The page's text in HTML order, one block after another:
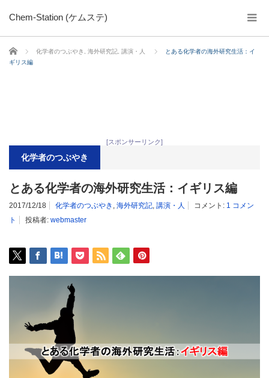
Chem-Station (ケムステ)
ホーム 化学者のつぶやき 海外研究記 講演・人
とある化学者の海外研究生活：イ
ギリス編
[スポンサーリンク]
化学者のつぶやき
とある化学者の海外研究生活：イギリス編
2017/12/18 化学者のつぶやき , 海外研究記, 講演・人 コメント: 1 コメン
ト
投稿者: webmaster